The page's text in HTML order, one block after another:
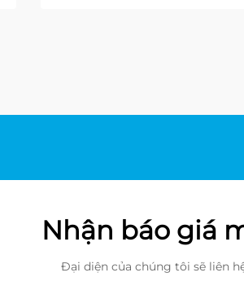
Nhận báo giá
Đại diện của chúng tôi sẽ liên